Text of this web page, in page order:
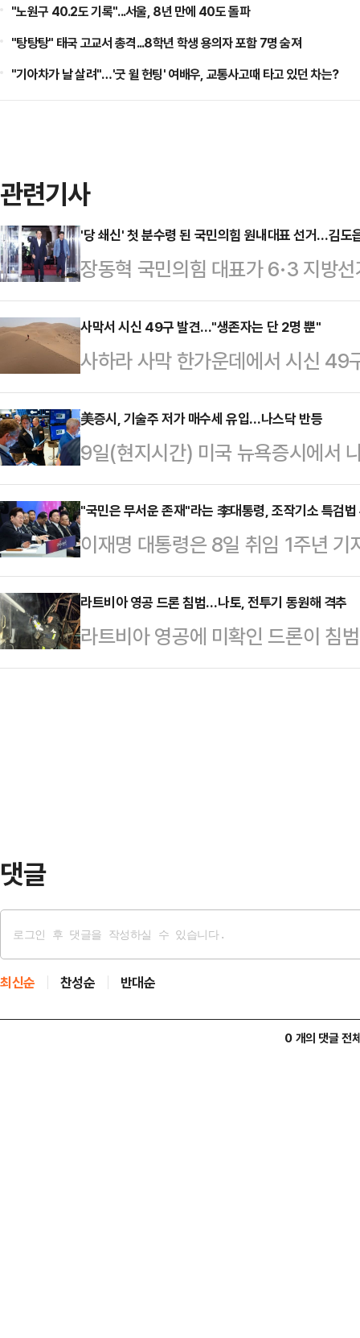
"노원구 40.2도 기록"...서울, 8년 만에 40도 돌파
"탕탕탕" 태국 고교서 총격...8학년 학생 용의자 포함 7명 숨져
"기아차가 날 살려"…'굿 윌 헌팅' 여배우, 교통사고때 타고 있던 차는?
관련기사
'당 쇄신' 첫 분수령 된 국민의힘 원내대표 선거…김도
장동혁 국민의힘 대표가 6·3 지방선거 패배
면서, 차기 원내대표 선거가 '장동
향성을 가를 첫 분수령으로 떠올랐
를 선출할 수 있을지 이목이 쏠리는
를 전면에 내세운 4선의 김도읍 의
주목을 받고 있다.8일 정치권에 따
선거를 하루 앞둔 오는 9일 오후 2
읍·성일종·정점…
사막서 시신 49구 발견..."생존자는 단 2명 뿐"
사하라 사막 한가운데에서 시신
간) BBC에 따르면 말리에서 니제
장 나면서 탑승객들이 극심한 폭염
람 최대 명절인 '이드 알아드하' 행
면서 사막에 고립된 것으로 전해졌
시도했으나 끝내 실패했으며 휴대
지 못한 것으로 알려졌다.결국 생
사고 사실을 알렸…
美증시, 기술주 저가 매수세 유입…나스닥 반등
9일(현지시간) 미국 뉴욕증시에서
유입되며 상승 했다.AP통신에 따
로 구성된 다우존스지수는 이날
5만 786.93에 마감했다. 대형주
(0.29%) 상승한 7405.49를 기록
220.23포인트(0.86%) 오른 2만
수요 확대 기대감이 이어지며 반도
"국민은 무서운 존재"라는 李대통령, 조작기소 특검
이재명 대통령은 8일 취임 1주년
·보궐선거 결과에 대해 "최소한 성
패배를 인정한 셈이다. 이번 선거
서 12곳을 차지했지만, 최대 격전
'이기고도 빛이 바랜 승리'라는 평
라트비아 영공 드론 침범…나토, 전투기 동원해 격추
라트비아 영공에 미확인 드론이 침
(NATO·북대서양조약기구)는 전투
댓글
최신순 찬성순 반대순
0 개의 댓글 전